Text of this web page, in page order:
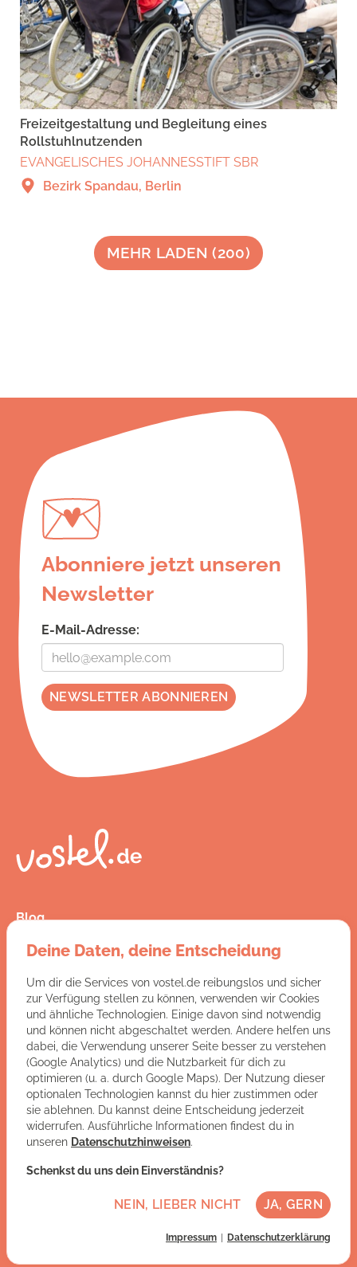
Freizeitgestaltung und Begleitung eines
Rollstuhlnutzenden
EVANGELISCHES JOHANNESSTIFT SBR
Bezirk Spandau, Berlin
MEHR LADEN (200)
Abonniere jetzt unseren
Newsletter
E-Mail-Adresse:
Blog
Kontakt
Jobs
AGB
Datenschutz
Impressum
Du hast Fragen an uns?
ZUR KONTAKTSEITE
Let's get social:
Deine Daten, deine Entscheidung
Um dir die Services von vostel.de reibungslos und sicher
zur Verfügung stellen zu können, verwenden wir Cookies
und ähnliche Technologien. Einige davon sind notwendig
und können nicht abgeschaltet werden. Andere helfen uns
dabei, die Verwendung unserer Seite besser zu verstehen
(Google Analytics) und die Nutzbarkeit für dich zu
optimieren (u. a. durch Google Maps). Der Nutzung dieser
optionalen Technologien kannst du hier zustimmen oder
sie ablehnen. Du kannst deine Entscheidung jederzeit
widerrufen. Ausführliche Informationen findest du in
unseren Datenschutzhinweisen.
Schenkst du uns dein Einverständnis?
NEIN, LIEBER NICHT JA, GERN
Impressum Datenschutzerklärung